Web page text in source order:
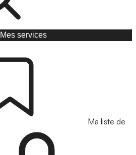
Mes services
Ma liste de